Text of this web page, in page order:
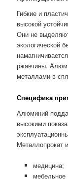
Гибкие и
высокой
Они не
экологической
ржавчины.
металлами в
Специфика
Алюминий
высокими
Металлопрокат
медицина;
мебельное